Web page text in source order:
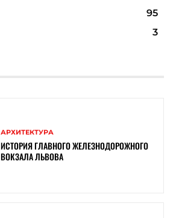
95
3
АРХИТЕКТУРА
ИСТОРИЯ ГЛАВНОГО ЖЕЛЕЗНОДОРОЖНОГО
ВОКЗАЛА ЛЬВОВА